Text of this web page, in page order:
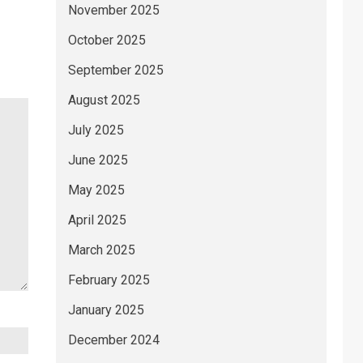
November 2025
October 2025
September 2025
August 2025
July 2025
June 2025
May 2025
April 2025
March 2025
February 2025
January 2025
December 2024